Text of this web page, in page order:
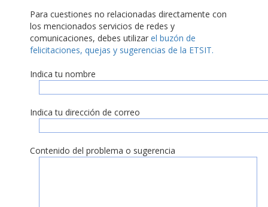
Para cuestiones no relacionadas directamente con
los mencionados servicios de redes y
comunicaciones, debes utilizar el buzón de
felicitaciones, quejas y sugerencias de la ETSIT.
Indica tu nombre
Indica tu dirección de correo
Contenido del problema o sugerencia